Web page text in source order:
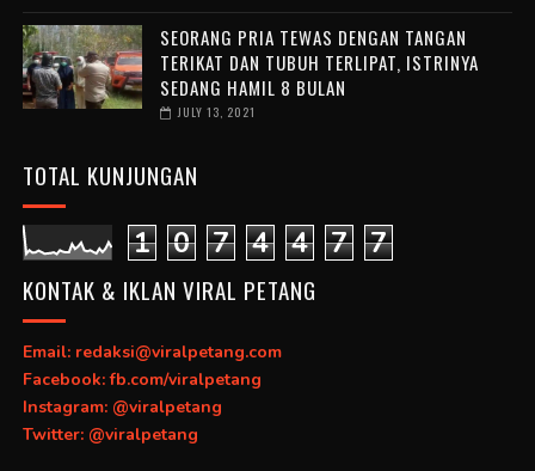
SEORANG PRIA TEWAS DENGAN TANGAN
TERIKAT DAN TUBUH TERLIPAT, ISTRINYA
SEDANG HAMIL 8 BULAN
JULY 13, 2021
TOTAL KUNJUNGAN
1 0 7 4 4 7 7
KONTAK & IKLAN VIRAL PETANG
Email: redaksi@viralpetang.com
Facebook: fb.com/viralpetang
Instagram: @viralpetang
Twitter: @viralpetang